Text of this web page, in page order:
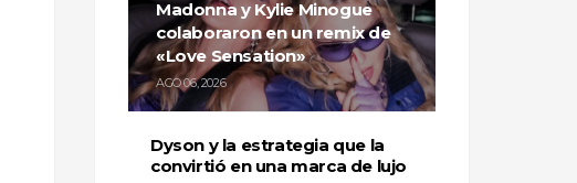
Madonna y Kylie Minogue
colaboraron en un remix de
«Love Sensation»
AGO 06, 2026
Dyson y la estrategia que la
convirtió en una marca de lujo